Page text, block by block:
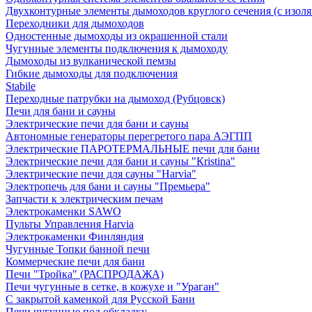
Двухконтурные элементы дымоходов круглого сечения (с
Переходники для дымоходов
Одностенные дымоходы из окрашенной стали
Чугунные элементы подключения к дымоходу
Дымоходы из вулканической пемзы
Гибкие дымоходы для подключения
Stabile
Переходные патрубки на дымоход (Рубцовск)
Печи для бани и сауны
Электрические печи для бани и сауны
Автономные генераторы перегретого пара АЭГПП
Электрические ПАРОТЕРМАЛЬНЫЕ печи для бани
Электрические печи для бани и сауны "Кristina"
Электрические печи для сауны "Harvia"
Электропечь для бани и сауны "Премьера"
Запчасти к электрическим печам
Электрокаменки SAWO
Пульты Управления Harvia
Электрокаменки Финляндия
Чугунные Топки банной печи
Коммерческие печи для бани
Печи "Тройка" (РАСПРОДАЖА)
Печи чугунные в сетке, в кожухе и "Ураган"
С закрытой каменкой для Русской Бани